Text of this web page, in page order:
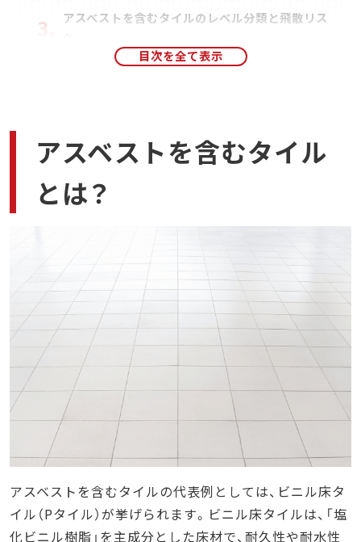
アスベストを含むタイルのレベル分類と飛散リス
レベル3に分類される理由
ステップ2：目視確認
ステップ3：分析調査
ステップ4：報告書作成と提出
アスベスト含有建材が確認された場合の対応
信頼できるアスベスト除去業者を見極めるポイン
ポイント1. 資格と許可を取得しているか確認す
ポイント2. 経験や実績は豊富か確認する
ポイント3. 安全対策は問題ないか確認する
ポイント4. 料金と見積りの透明性を確認する
アスベスト関連の相談は石綿の窓口がおすすめ！
石綿の窓口の特徴
特徴1. 面倒な業務を全て丸投げできる
特徴2. 施工のプロによる高い品質
特徴3. 工事費用の大幅削減が可能
石綿の窓口の利用の流れ
アスベストを含むタイル
とは？
アスベストを含むタイルの代表例としては、ビニル床タ
イル（Pタイル）が挙げられます。ビニル床タイルは、「塩
化ビニル樹脂」を主成分とした床材で、耐久性や耐水性